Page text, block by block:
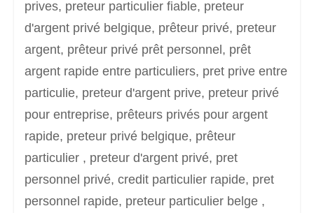
prives, preteur particulier fiable, preteur
d'argent privé belgique, prêteur privé, preteur
argent, prêteur privé prêt personnel, prêt
argent rapide entre particuliers, pret prive entre
particulie, preteur d'argent prive, preteur privé
pour entreprise, prêteurs privés pour argent
rapide, preteur privé belgique, prêteur
particulier , preteur d'argent privé, pret
personnel privé, credit particulier rapide, pret
personnel rapide, preteur particulier belge ,